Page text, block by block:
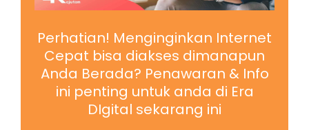
Perhatian! Menginginkan Internet
Cepat bisa diakses dimanapun
Anda Berada? Penawaran & Info
ini penting untuk anda di Era
DIgital sekarang ini